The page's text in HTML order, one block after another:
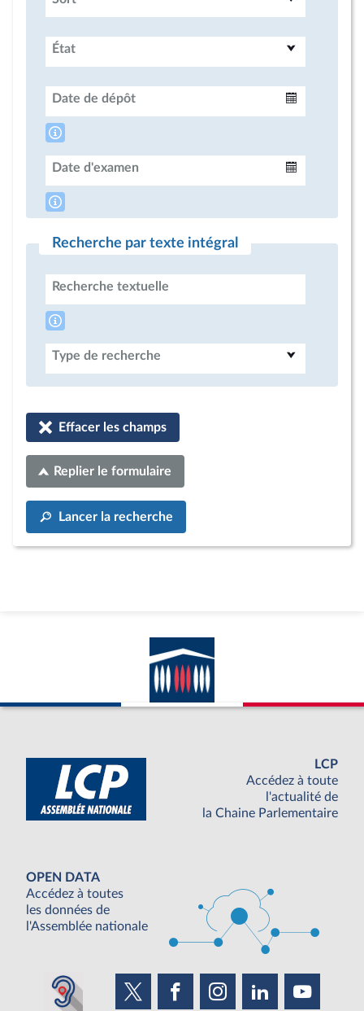
État
Date de dépôt
Date d'examen
Recherche par texte intégral
Recherche textuelle
Type de recherche
Effacer les champs
Replier le formulaire
Lancer la recherche
LCP
Accédez à toute
l'actualité de
la Chaine Parlementaire
OPEN DATA
Accédez à toutes
les données de
l'Assemblée nationale